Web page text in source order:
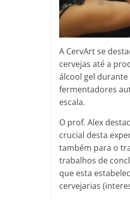
A CervArt se
cervejas até a
álcool gel durante
fermentadores
escala.
O prof. Alex
crucial desta ex
também para o
trabalhos de
que esta
cervejarias